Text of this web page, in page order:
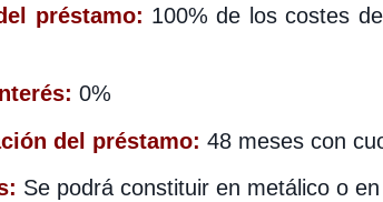
préstamo: 100% de los costes
0%
del préstamo: 48 meses con
Se podrá constituir en metálico o